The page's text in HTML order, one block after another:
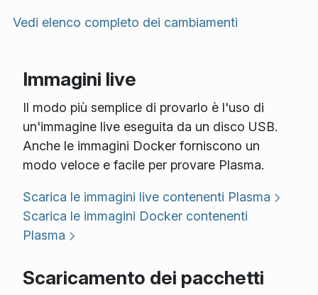
Vedi elenco completo dei cambiamenti
Immagini live
Il modo più semplice di provarlo è l'uso di
un'immagine live eseguita da un disco USB.
Anche le immagini Docker forniscono un
modo veloce e facile per provare Plasma.
Scarica le immagini live contenenti Plasma
Scarica le immagini Docker contenenti
Plasma
Scaricamento dei pacchetti